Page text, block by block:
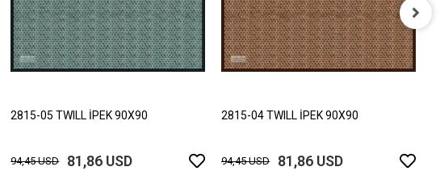
2815-05 TWILL İPEK 90X90
94,45 USD 81,86 USD
2815-04 TWILL İPEK 90X90
94,45 USD 81,86 USD